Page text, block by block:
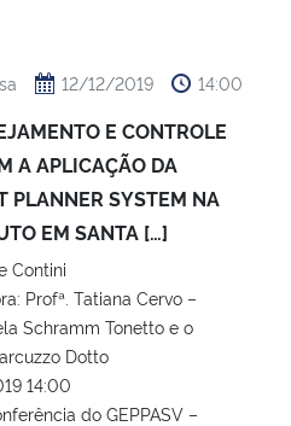
e Comunicações
12/12/2019 14:00
E CONTROLE
A APLICAÇÃO DA
PLANNER SYSTEM NA
EM SANTA […]
Contini
Profª. Tatiana Cervo –
Schramm Tonetto e o
Dotto
14:00
do GEPPASV –